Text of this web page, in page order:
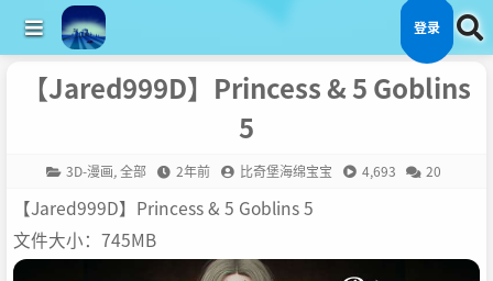
登录
【Jared999D】Princess & 5 Goblins
5
3D-漫画,全部 2年前 比奇堡海绵宝宝 4,693 20
【Jared999D】Princess & 5 Goblins 5
文件大小：745MB